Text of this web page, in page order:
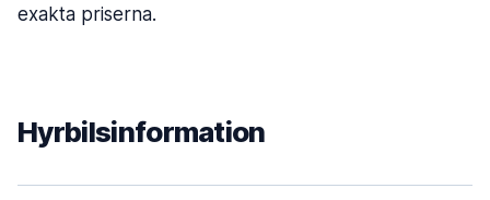
exakta priserna.
Hyrbilsinformation